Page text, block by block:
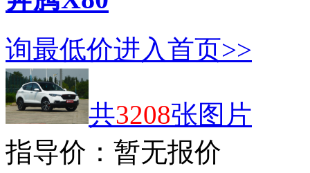
询最低价进入首页>>
共3208张图片
指导价： 暂无报价